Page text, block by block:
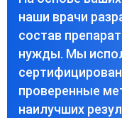
наши врачи
состав
нужды. Мы
проверенные
наилучших